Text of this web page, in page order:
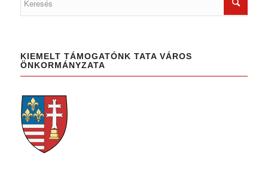
KIEMELT TÁMOGATÓNK TATA VÁROS
ÖNKORMÁNYZATA